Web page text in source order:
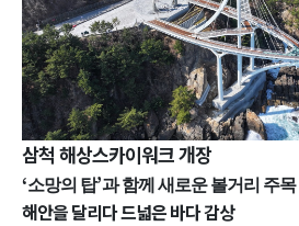
삼척 해상스카이워크 개장
‘소망의 탑’과 함께 새로운 볼거리 주목
해안을 달리다 드넓은 바다 감상